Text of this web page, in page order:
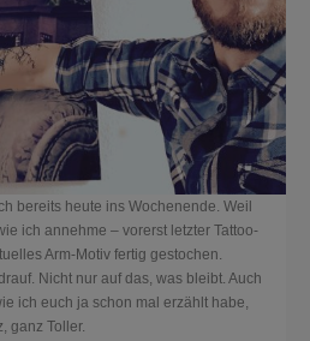
bereits heute ins Wochenende. Weil
ich annehme – vorerst letzter Tattoo-
Arm-Motiv fertig gestochen.
Nicht nur auf das, was bleibt. Auch
ich euch ja schon mal erzählt habe,
ganz Toller.